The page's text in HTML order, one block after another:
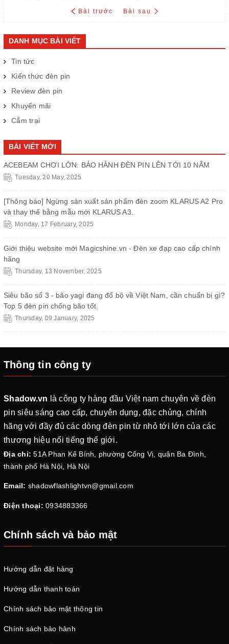
DANH MỤC BÀI VIẾT
Tin tức
Kiến thức đèn pin
Review đèn pin
Khuyến mãi
Cắm trại
BÀI VIẾT MỚI
ACEBEAM CHƠI LỚN: BẢO HÀNH ĐÈN PIN LÊN TỚI 10 NĂM
Tuesday, 20 May, 2025
[Thông báo] Ngừng sản xuất sản phẩm đèn zoom KLARUS A2 Pro
và thay thế bằng mẫu mới KLARUS A3.
Monday, 17 February, 2025
Giới thiệu website mới Magicshine.vn - Đèn xe đạp cao cấp chính
hãng
Thursday, 13 November, 2025
Siêu bão số 3 - bão yagi đang đổ bộ về Việt Nam, cần chuẩn bị gì?
Top 5 đèn pin chống bão tốt.
Thursday, 09 January, 2025
Bài trước Bài sau
Thông tin công ty
Shadow.vn là công ty hàng đầu Việt nam chuyên về đèn
pin siêu sáng cao cấp, chuyên dụng, đặc chủng, chính
hãng với đầy đủ các dòng đèn pin từ nhỏ tới lớn của các
thương hiệu nổi tiếng thế giới.
Địa chỉ: 51A Phan Kế Bính, phường Cống Vị, quận Ba Đình,
thành phố Hà Nội, Hà Nội
Email: shadowflashlightvn@gmail.com
Điện thoại: 0934883366
Chính sách và bảo mật
Hướng dẫn đặt hàng
Hướng dẫn thanh toán
Chính sách bảo mật thông tin
Chính sách bảo hành